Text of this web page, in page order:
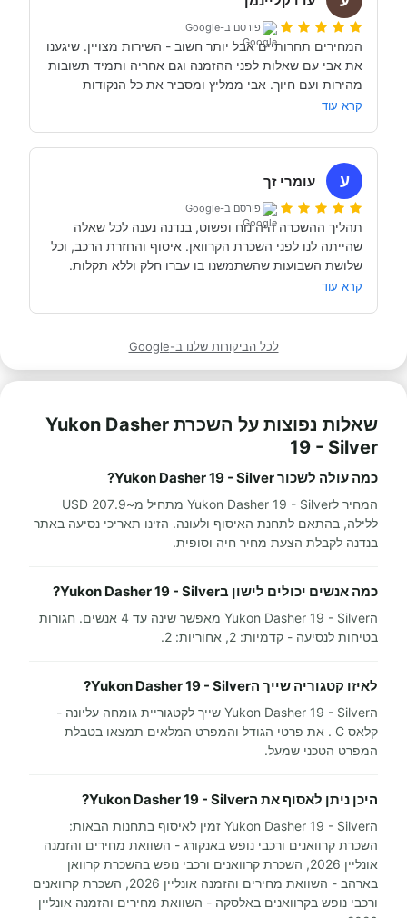
היה זמין לכל שאלה, לפני ובמהלך השהות שלנו (וכמעט ולא
השכרנו את הקרוואן בדורטמונד, בגרמניה- קיבלנו את האוטו
תודה אבי!
פורסם ב-Google
קרא עוד
ע עומרי זך
פורסם ב-Google
מאוד מומלץ לכל מי שרוצה לעשות חופשה בקרוואן.
קרא עוד
לכל הביקורות שלנו ב-Google
שאלות נפוצות על השכרת Yukon Dasher
19 - Silver
כמה עולה לשכור Yukon Dasher 19 - Silver?
המחיר לYukon Dasher 19 - Silver מתחיל מ~207.9 USD
ללילה, בהתאם לתחנת האיסוף ולעונה. הזינו תאריכי נסיעה באתר
בנדנה לקבלת הצעת מחיר חיה וסופית.
כמה אנשים יכולים לישון בYukon Dasher 19 - Silver?
הYukon Dasher 19 - Silver מאפשר שינה עד 4 אנשים. חגורות
בטיחות לנסיעה - קדמיות: 2, אחוריות: 2.
לאיזו קטגוריה שייך הYukon Dasher 19 - Silver?
הYukon Dasher 19 - Silver שייך לקטגוריית גומחה עליונה -
קלאס C . את פרטי הגודל והמפרט המלאים תמצאו בטבלת
המפרט הטכני שמעל.
היכן ניתן לאסוף את הYukon Dasher 19 - Silver?
הYukon Dasher 19 - Silver זמין לאיסוף בתחנות הבאות:
השכרת קרוואנים ורכבי נופש באנקורג - השוואת מחירים והזמנה
אונליין 2026, השכרת קרוואנים ורכבי נופש בהשכרת קרוואן
בארהב - השוואת מחירים והזמנה אונליין 2026, השכרת קרוואנים
ורכבי נופש בקרוואנים באלסקה - השוואת מחירים והזמנה אונליין